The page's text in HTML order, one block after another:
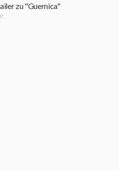
zu "Guernica"